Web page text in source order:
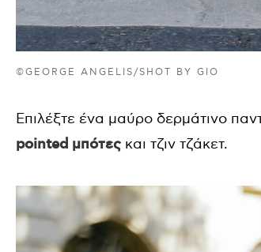
©GEORGE ANGELIS/SHOT BY GIO
Επιλέξτε ένα μαύρο δερμάτινο
pointed μπότες και τζιν τζάκετ.